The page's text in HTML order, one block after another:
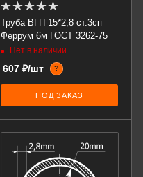
Труба ВГП 15*2,8 ст.3сп
Феррум 6м ГОСТ 3262-75
Нет в наличии
607 ₽/шт ?
ПОД ЗАКАЗ